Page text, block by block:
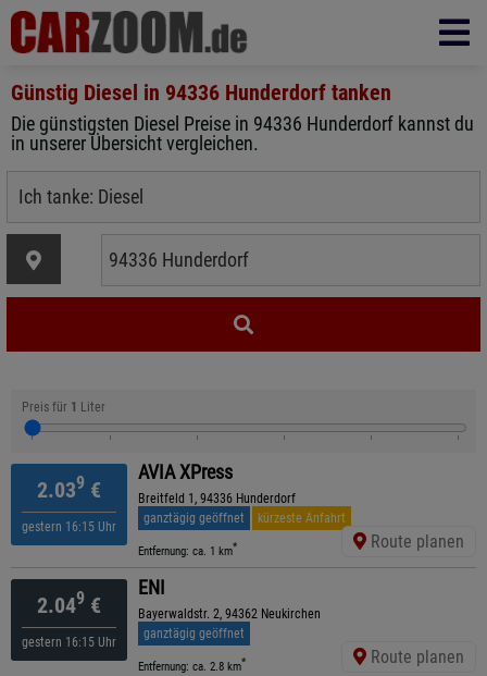
Günstig Diesel in 94336 Hunderdorf tanken
Die günstigsten Diesel Preise in 94336 Hunderdorf kannst du
in unserer Übersicht vergleichen.
Preis für 1 Liter
2.039 €
gestern 16:15 Uhr
AVIA XPress
Breitfeld 1, 94336 Hunderdorf
ganztägig geöffnet
kürzeste Anfahrt
Entfernung: ca. 1 km* Route planen
2.049 €
gestern 16:15 Uhr
ENI
Bayerwaldstr. 2, 94362 Neukirchen
ganztägig geöffnet
Entfernung: ca. 2.8 km* Route planen